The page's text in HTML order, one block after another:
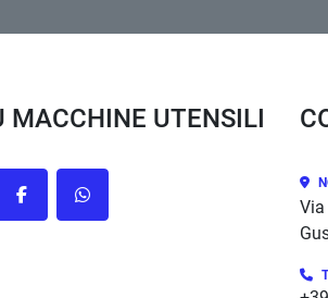
MACCHINE UTENSILI
facebookwhatsapp